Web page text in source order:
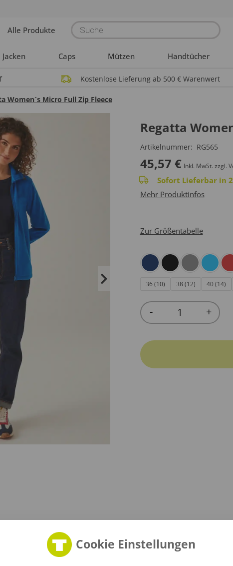
Alle Produkte Products
search
Jacken Caps Mützen Handtücher
Kostenlose Lieferung ab 500 € Warenwert
Women´s Micro Full Zip Fleece
Regatta
Artikelnummer: RG565
45,57 € Inkl. MwSt. zzgl.
Sofort Lieferbar in
Mehr Produktinfos
Zur Größentabelle
36 (10) 38 (12) 40 (14)
Quantity
- +
Cookie Einstellungen